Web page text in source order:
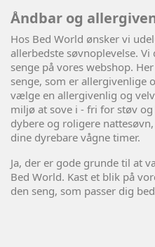
Åndbar og
Hos Bed World ønsker vi
allerbedste søvnoplevelse.
senge på vores webshop.
senge, som er allergivenlige
vælge en allergivenlig og
miljø at sove i - fri for støv
dybere og roligere
dine dyrebare vågne timer.
Ja, der er gode grunde til at
Bed World. Kast et blik på
den seng, som passer dig